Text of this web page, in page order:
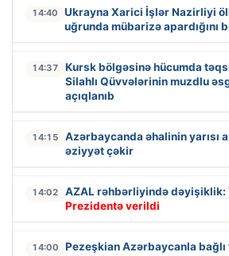
14:40
Ukrayna Xarici İşlər Nazirliyi
uğrunda mübarizə apardığını
14:37
Kursk bölgəsinə hücumda
Silahlı Qüvvələrinin muzdlu
açıqlanıb
14:15
Azərbaycanda əhalinin yarısı
əziyyət çəkir
14:02 AZAL rəhbərliyində dəyişiklik:
Prezidentə verildi
14:00 Pezeşkian Azərbaycanla bağlı